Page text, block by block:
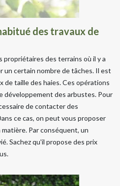
des travaux de
propriétaires des terrains où il y a
un certain nombre de tâches. Il est
de taille des haies. Ces opérations
développement des arbustes. Pour
de contacter des
ce cas, on peut vous proposer
Par conséquent, un
Sachez qu'il propose des prix